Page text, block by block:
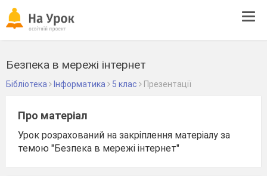
Безпека в мережі інтернет
Бібліотека Інформатика 5 клас Презентації
Про матеріал
Урок розрахований на закріплення матеріалу за
темою "Безпека в мережі інтернет"